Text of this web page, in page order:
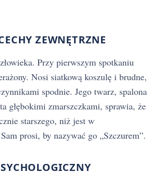
ZEWNĘTRZNE
Przy pierwszym spotkaniu
Nosi siatkową koszulę i brudne,
spodnie. Jego twarz, spalona
głębokimi zmarszczkami, sprawia, że
starszego, niż jest w
prosi, by nazywać go „Szczurem”.